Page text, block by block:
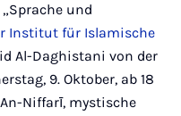
und
Institut für Islamische
Al-Daghistani von der
9. Oktober, ab 18
Niffarī, mystische